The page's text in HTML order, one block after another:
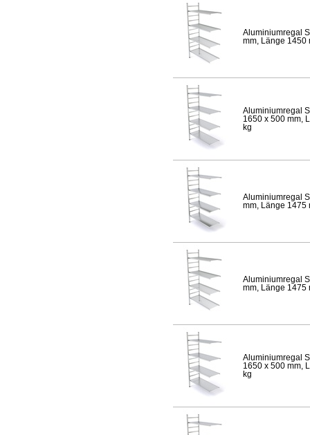
Aluminiumregal
mm, Länge 1450
Aluminiumregal
1650 x 500 mm,
kg
Aluminiumregal
mm, Länge 1475
Aluminiumregal
mm, Länge 1475
Aluminiumregal
1650 x 500 mm,
kg